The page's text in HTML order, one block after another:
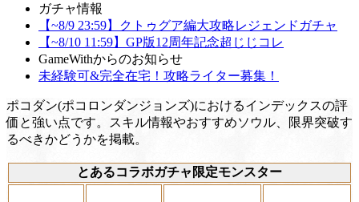
ガチャ情報
【~8/9 23:59】クトゥグア編大攻略レジェンドガチャ
【~8/10 11:59】GP版12周年記念超じじコレ
GameWithからのお知らせ
未経験可&完全在宅！攻略ライター募集！
ポコダン(ポコロンダンジョンズ)におけるインデックスの評
価と強い点です。スキル情報やおすすめソウル、限界突破す
るべきかどうかを掲載。
とあるコラボガチャ限定モンスター